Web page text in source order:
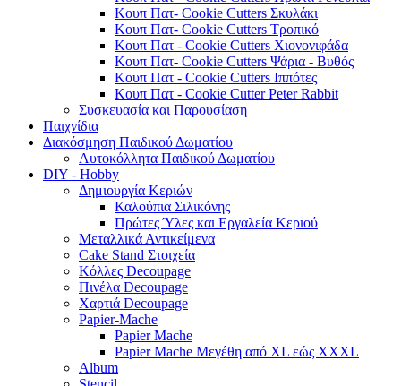
Κουπ Πατ- Cookie Cutters Σκυλάκι
Κουπ Πατ- Cookie Cutters Τροπικό
Κουπ Πατ - Cookie Cutters Χιονονιφάδα
Κουπ Πατ- Cookie Cutters Ψάρια - Βυθός
Κουπ Πατ - Cookie Cutters Ιππότες
Κουπ Πατ - Cookie Cutter Peter Rabbit
Συσκευασία και Παρουσίαση
Παιχνίδια
Διακόσμηση Παιδικού Δωματίου
Αυτοκόλλητα Παιδικού Δωματίου
DIY - Hobby
Δημιουργία Κεριών
Καλούπια Σιλικόνης
Πρώτες Ύλες και Εργαλεία Κεριού
Μεταλλικά Αντικείμενα
Cake Stand Στοιχεία
Κόλλες Decoupage
Πινέλα Decoupage
Χαρτιά Decoupage
Papier-Mache
Papier Mache
Papier Mache Μεγέθη από XL εώς XXXL
Album